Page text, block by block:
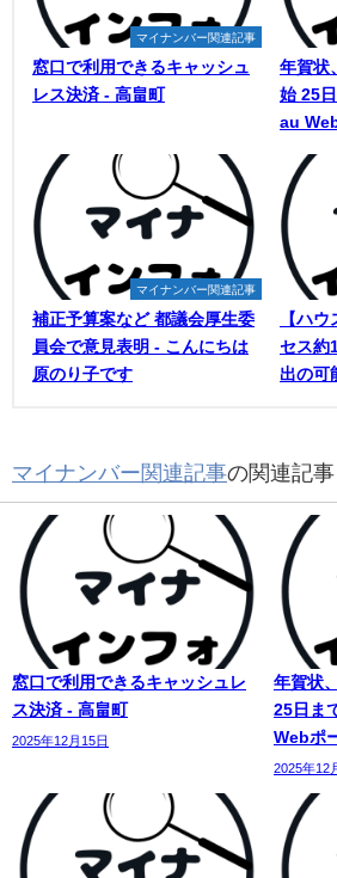
マイナンバー関連記事
窓口で利用できるキャッシュ
レス決済 - 高畠町
年賀状
始 25
au
マイナンバー関連記事
補正予算案など 都議会厚生委
員会で意見表明 - こんにちは
原のり子です
【ハ
セス約
出の可
マイナンバー関連記事の関連記事
窓口で利用できるキャッシュレ
ス決済 - 高畠町
2025年12月15日
年賀状
25日ま
Webポ
2025年12